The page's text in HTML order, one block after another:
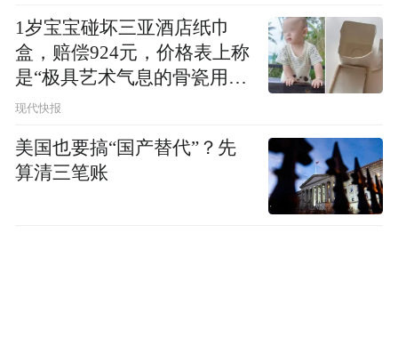
1岁宝宝碰坏三亚酒店纸巾
盒，赔偿924元，价格表上称
是“极具艺术气息的骨瓷用
品”
现代快报
美国也要搞“国产替代”？先
算清三笔账